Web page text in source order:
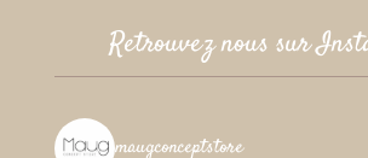
Retrouvez nous sur
maugconceptstore